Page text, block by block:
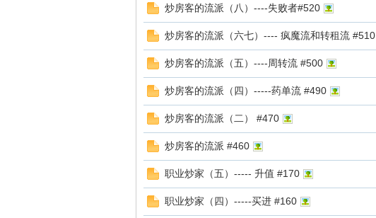
炒房客的流派（八）----失败者#520
炒房客的流派（六七）---- 疯魔流和转租流 #510
炒房客的流派（五）----周转流 #500
炒房客的流派（四）-----药单流 #490
炒房客的流派（二） #470
炒房客的流派 #460
职业炒家（五）----- 升值 #170
职业炒家（四）-----买进 #160